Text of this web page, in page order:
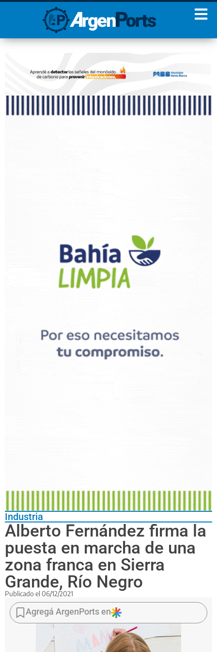
Industria
Alberto Fernández firma la
puesta en marcha de una
zona franca en Sierra
Grande, Río Negro
Publicado el 06/12/2021
La
medida
fortalece
proyecto
Agregá ArgenPorts en
¡Sumate a nuestro
Newsletter!
Apellidos